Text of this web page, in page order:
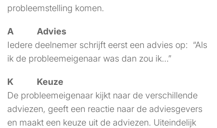
probleemstelling komen.
A Advies
Iedere deelnemer schrijft eerst een advies op: “Als
ik de probleemeigenaar was dan zou ik…”
K Keuze
De probleemeigenaar kijkt naar de verschillende
adviezen, geeft een reactie naar de adviesgevers
en maakt een keuze uit de adviezen. Uiteindelijk